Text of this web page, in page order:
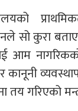
सो कुरा
आम
कानूनी
तय गरिएको